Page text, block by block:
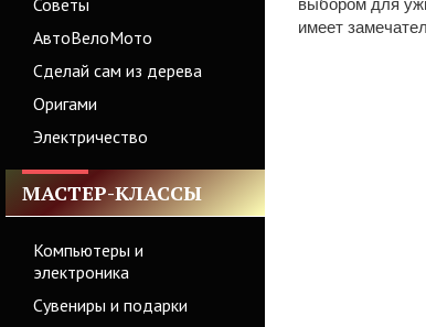
Советы
АвтоВелоМото
Сделай сам из дерева
Оригами
Электричество
МАСТЕР-КЛАССЫ
Компьютеры и
электроника
Сувениры и подарки
выбором для
имеет